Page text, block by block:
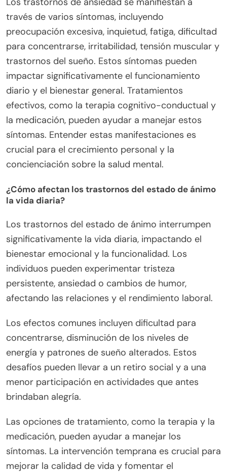
través de varios síntomas, incluyendo
preocupación excesiva, inquietud, fatiga, dificultad
para concentrarse, irritabilidad, tensión muscular y
trastornos del sueño. Estos síntomas pueden
impactar significativamente el funcionamiento
diario y el bienestar general. Tratamientos
efectivos, como la terapia cognitivo-conductual y
la medicación, pueden ayudar a manejar estos
síntomas. Entender estas manifestaciones es
crucial para el crecimiento personal y la
concienciación sobre la salud mental.
¿Cómo afectan los trastornos del estado de ánimo
la vida diaria?
Los trastornos del estado de ánimo interrumpen
significativamente la vida diaria, impactando el
bienestar emocional y la funcionalidad. Los
individuos pueden experimentar tristeza
persistente, ansiedad o cambios de humor,
afectando las relaciones y el rendimiento laboral.
Los efectos comunes incluyen dificultad para
concentrarse, disminución de los niveles de
energía y patrones de sueño alterados. Estos
desafíos pueden llevar a un retiro social y a una
menor participación en actividades que antes
brindaban alegría.
Las opciones de tratamiento, como la terapia y la
medicación, pueden ayudar a manejar los
síntomas. La intervención temprana es crucial para
mejorar la calidad de vida y fomentar el